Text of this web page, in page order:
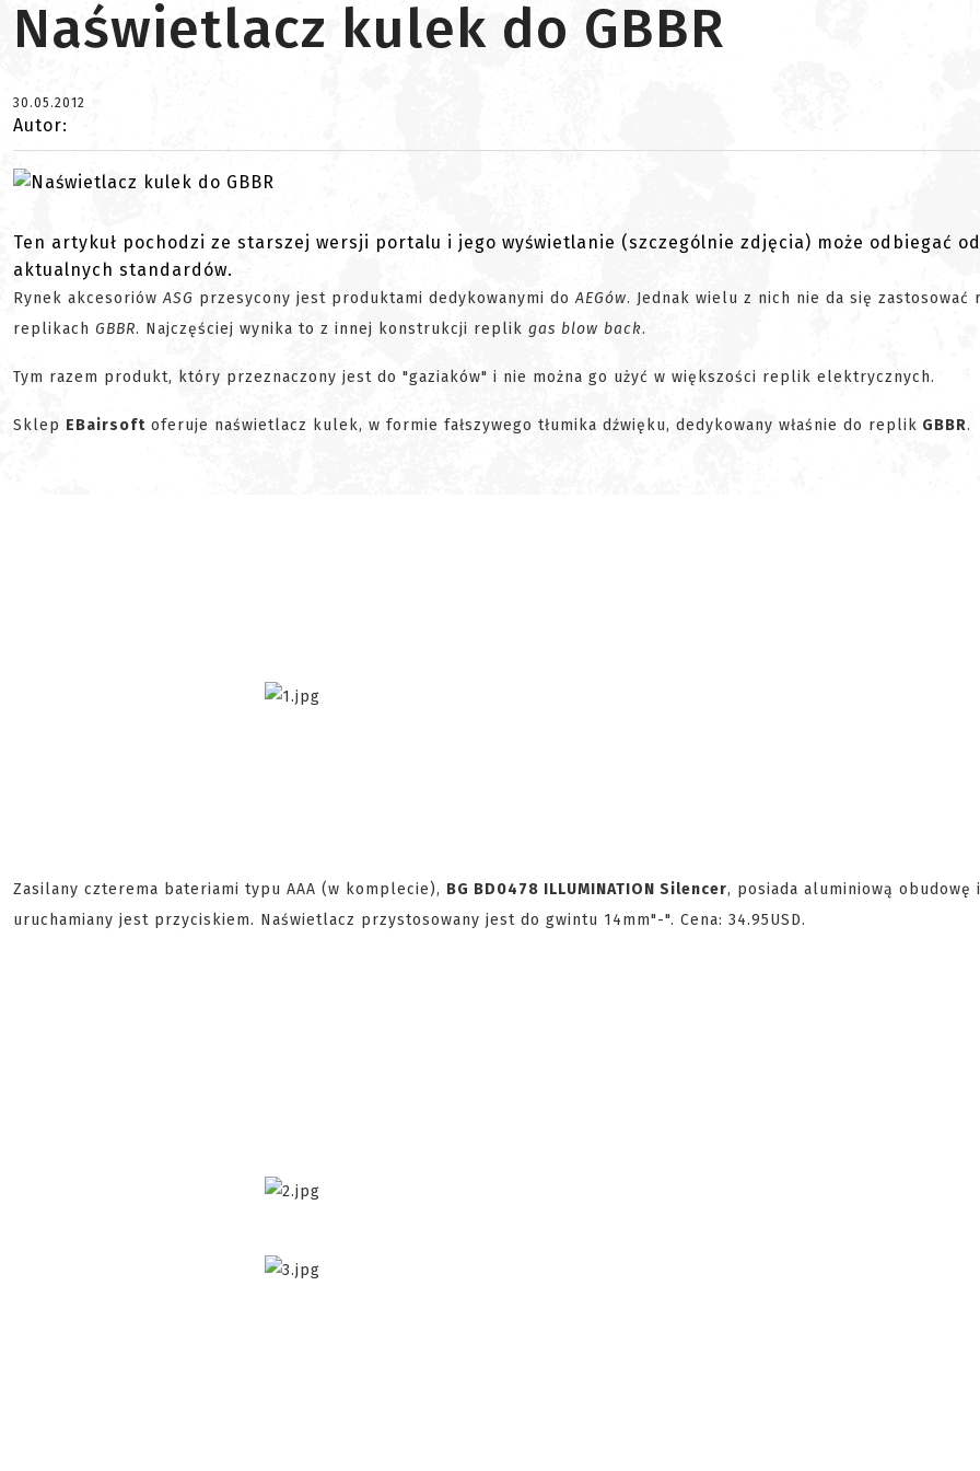
Naświetlacz kulek do GBBR
30.05.2012
Autor:
Ten artykuł pochodzi ze starszej wersji portalu i jego wyświetlanie (szczególnie zdjęcia) może odbiegać od
aktualnych standardów.
Rynek akcesoriówASG przesycony jest produktami dedykowanymi doAEGów. Jednak wielu z nich nie da się zastosować
replikach GBBR. Najczęściej wynika to z innej konstrukcji replik gas blow back.
Tym razem produkt, który przeznaczony jest do "gaziaków" i nie można go użyć w większości replik elektrycznych.
Sklep EBairsoft oferuje naświetlacz kulek, w formie fałszywego tłumika dźwięku, dedykowany właśnie do replik GBBR.
Zasilany czterema bateriami typu AAA (w komplecie), BG BD0478 ILLUMINATION Silencer, posiada aluminiową obudowę i
uruchamiany jest przyciskiem. Naświetlacz przystosowany jest do gwintu 14mm"-". Cena: 34.95USD.